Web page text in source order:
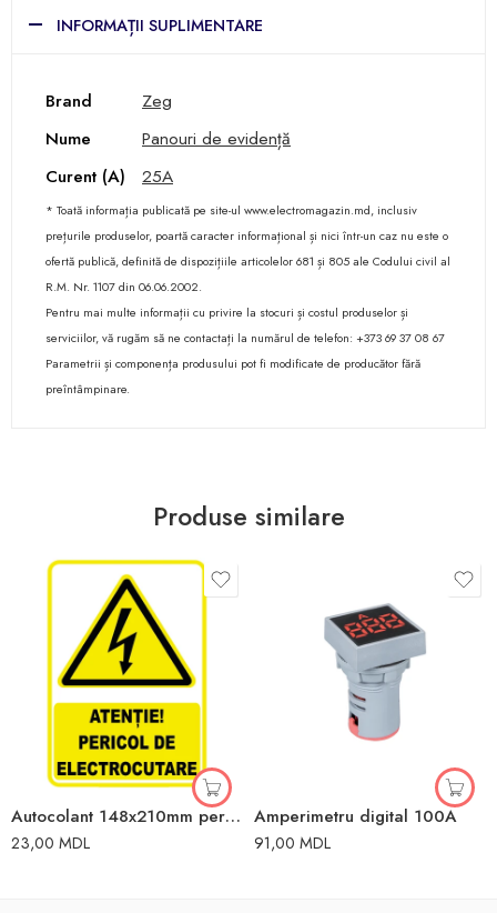
INFORMAȚII SUPLIMENTARE
Brand
Zeg
Nume
Panouri de evidență
Curent (A)
25A
* Toată informația publicată pe site-ul www.electromagazin.md, inclusiv
prețurile produselor, poartă caracter informațional și nici într-un caz nu este o
ofertă publică, definită de dispozițiile articolelor 681 și 805 ale Codului civil al
R.M. Nr. 1107 din 06.06.2002.
Pentru mai multe informații cu privire la stocuri și costul produselor și
serviciilor, vă rugăm să ne contactați la numărul de telefon: +373 69 37 08 67
Parametrii și componența produsului pot fi modificate de producător fără
preîntâmpinare.
Produse similare
Autocolant 148x210mm pericol de electrocutare
23,00 MDL
Amperimetru digital 100A
91,00 MDL